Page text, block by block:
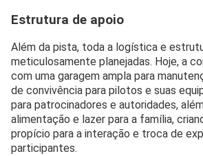
Estrutura de apoio
Além da pista, toda a logística e
meticulosamente planejadas. Hoje, a
com uma garagem ampla para
de convivência para pilotos e suas
para patrocinadores e autoridades,
alimentação e lazer para a família,
propício para a interação e troca de
participantes.